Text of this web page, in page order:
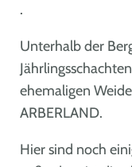
.
Unterhalb der
ehemaligen
ARBERLAND.
Hier sind noch